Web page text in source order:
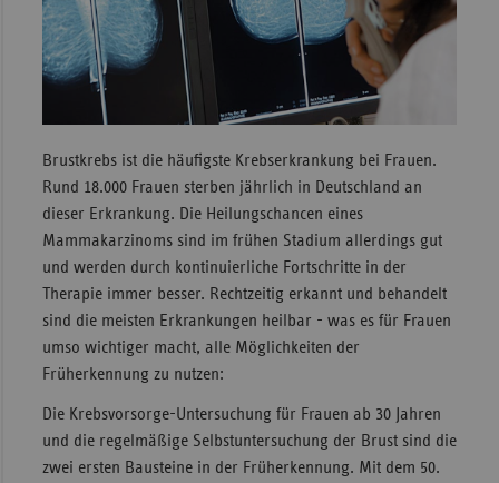
Brustkrebs ist die häufigste Krebserkrankung bei Frauen.
Rund 18.000 Frauen sterben jährlich in Deutschland an
dieser Erkrankung. Die Heilungschancen eines
Mammakarzinoms sind im frühen Stadium allerdings gut
und werden durch kontinuierliche Fortschritte in der
Therapie immer besser. Rechtzeitig erkannt und behandelt
sind die meisten Erkrankungen heilbar - was es für Frauen
umso wichtiger macht, alle Möglichkeiten der
Früherkennung zu nutzen:
Die Krebsvorsorge-Untersuchung für Frauen ab 30 Jahren
und die regelmäßige Selbstuntersuchung der Brust sind die
zwei ersten Bausteine in der Früherkennung. Mit dem 50.